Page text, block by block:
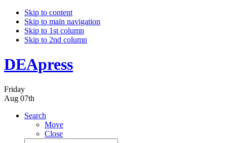
Skip to content
Skip to main navigation
Skip to 1st column
Skip to 2nd column
DEApress
Friday
Aug 07th
Search
Move
Close